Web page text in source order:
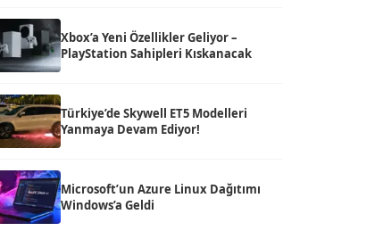
Xbox’a Yeni Özellikler Geliyor –
PlayStation Sahipleri Kıskanacak
Türkiye’de Skywell ET5 Modelleri
Yanmaya Devam Ediyor!
Microsoft’un Azure Linux Dağıtımı
Windows’a Geldi